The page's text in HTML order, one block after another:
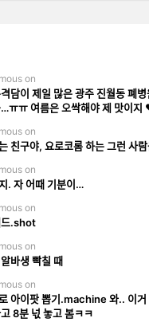
on
제일 많은 광주 진월동
ㅠㅠ 여름은 오싹해야 제
on
친구야, 요로코롬 하는 그런
on
자 어때 기분이…
on
on
빡칠 때
on
아이팟 뽑기.machine 와..
8분 넋 놓고 봄ㅋㅋ